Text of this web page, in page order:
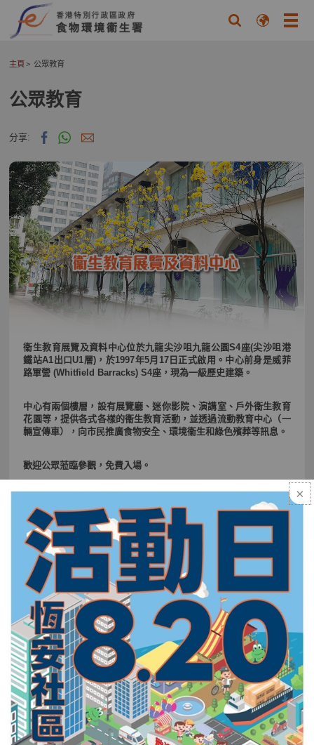
主頁 公眾教育
公眾教育
分享:
衞生教育展覽及資料中心位於九龍尖沙咀九龍公園S4座(尖沙咀港
鐵站A1出口U1層)，於1997年5月17日正式啟用。中心前身是威菲
路軍營 (Whitfield Barracks) S4座，現為一級歷史建築。
中心有兩個樓層，設有展覽廳、迷你影院、演講室、戶外衞生教育
花園等，提供各式各樣的衞生教育活動，並透過流動教育中心（一
輛宣傳車），向市民推廣食物安全、環境衞生和綠色殯葬等訊息。
歡迎公眾蒞臨參觀，免費入場。